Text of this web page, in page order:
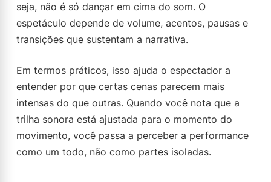
seja, não é só dançar em cima do som. O
espetáculo depende de volume, acentos, pausas e
transições que sustentam a narrativa.
Em termos práticos, isso ajuda o espectador a
entender por que certas cenas parecem mais
intensas do que outras. Quando você nota que a
trilha sonora está ajustada para o momento do
movimento, você passa a perceber a performance
como um todo, não como partes isoladas.